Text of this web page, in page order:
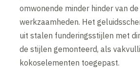
omwonende minder hinder van de
werkzaamheden. Het
uit stalen funderingsstijlen met
de stijlen gemonteerd, als
kokoselementen toegepast.